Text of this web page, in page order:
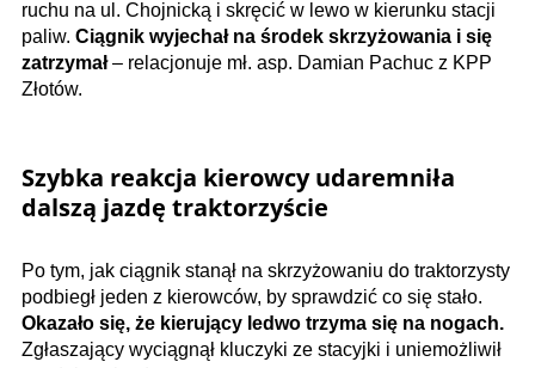
ruchu na ul. Chojnicką i skręcić w lewo w kierunku stacji
paliw. Ciągnik wyjechał na środek skrzyżowania i się
zatrzymał– relacjonuje mł. asp. Damian Pachuc z KPP
Złotów.
Szybka reakcja kierowcy udaremniła
dalszą jazdę traktorzyście
Po tym, jak ciągnik stanął na skrzyżowaniu do traktorzysty
podbiegł jeden z kierowców, by sprawdzić co się stało.
Okazało się, że kierujący ledwo trzyma się na nogach.
Zgłaszający wyciągnął kluczyki ze stacyjki i uniemożliwił